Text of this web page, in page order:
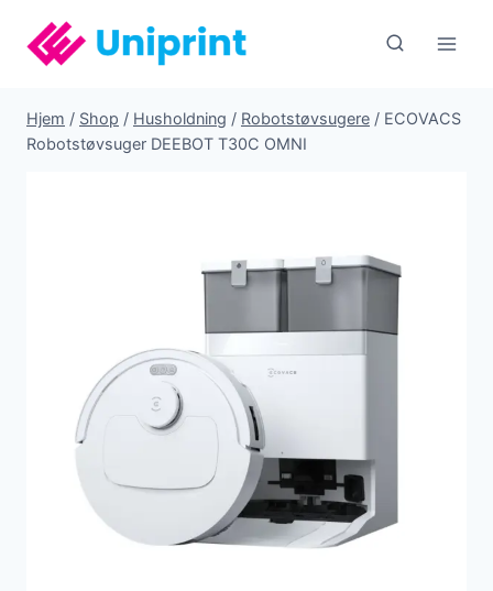
indhold
Hjem / Shop / Husholdning / Robotstøvsugere / ECOVACS
Robotstøvsuger DEEBOT T30C OMNI